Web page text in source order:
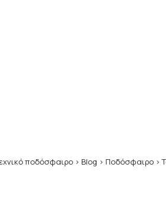
ποδόσφαιρο > Blog > Ποδόσφαιρο >